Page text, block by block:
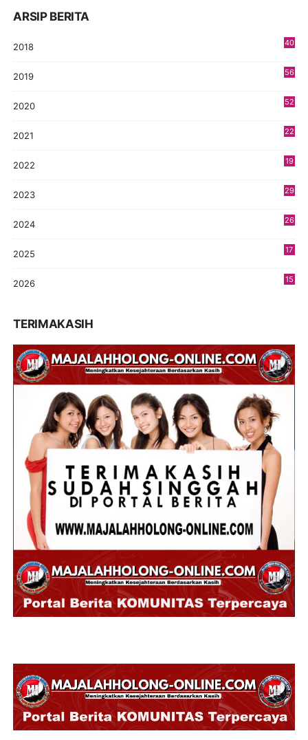
ARSIP BERITA
2018
40
2019
56
2020
52
2021
22
2022
19
2023
29
2024
26
2025
17
2026
15
TERIMAKASIH